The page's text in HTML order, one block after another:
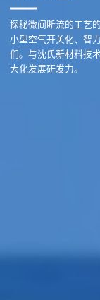
探秘微间断流的工艺
小型空气开关化、智
们。与沈氏新材料技
大化发展研发力。